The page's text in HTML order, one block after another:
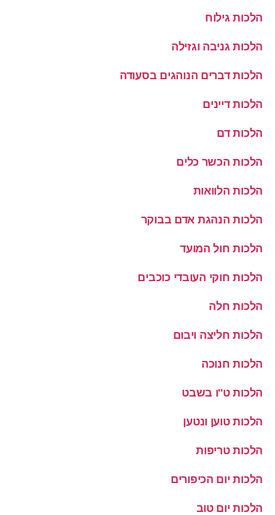
הלכות גילוח
הלכות גניבה וגזילה
הלכות דברים הנוהגים בסעודה
הלכות דיינים
הלכות דם
הלכות הכשר כלים
הלכות הלוואות
הלכות הנהגת אדם בבוקר
הלכות חול המועד
הלכות חוקי העובדי כוכבים
הלכות חלה
הלכות חליצה ויבום
הלכות חנוכה
הלכות ט''ו בשבט
הלכות טוען ונטען
הלכות טריפות
הלכות יום הכיפורים
הלכות יום טוב